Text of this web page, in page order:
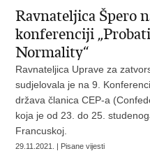
Ravnateljica Špero
konferenciji
Normality“
Ravnateljica Uprave za
sudjelovala je na 9.
država članica CEP-a
koja je od 23. do 25.
Francuskoj.
29.11.2021. | Pisane vijesti